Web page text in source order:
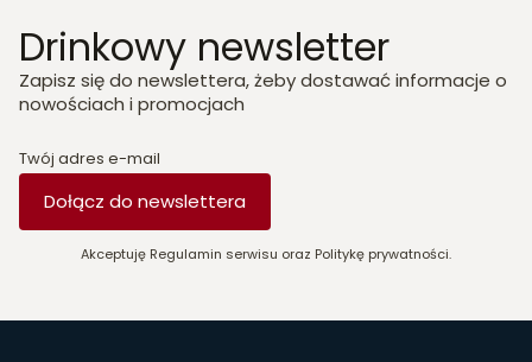
Drinkowy newsletter
Zapisz się do newslettera, żeby dostawać informacje o
nowościach i promocjach
Twój adres e-mail
Dołącz do newslettera
Akceptuję Regulamin serwisu oraz Politykę prywatności.